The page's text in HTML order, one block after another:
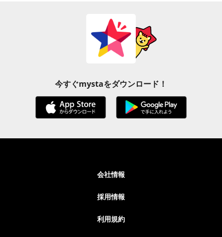
今すぐmystaをダウンロード！
会社情報
採用情報
利用規約